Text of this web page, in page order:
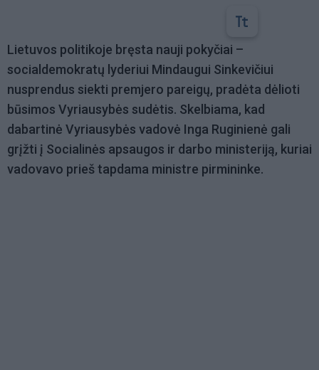
Lietuvos politikoje bręsta nauji pokyčiai –
socialdemokratų lyderiui Mindaugui Sinkevičiui
nusprendus siekti premjero pareigų, pradėta dėlioti
būsimos Vyriausybės sudėtis. Skelbiama, kad
dabartinė Vyriausybės vadovė Inga Ruginienė gali
grįžti į Socialinės apsaugos ir darbo ministeriją, kuriai
vadovavo prieš tapdama ministre pirmininke.